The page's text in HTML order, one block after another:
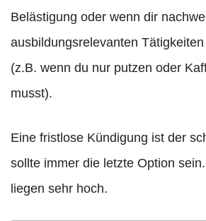
Belästigung oder wenn dir
ausbildungsrelevanten
(z.B. wenn du nur putzen oder
musst).
Eine fristlose Kündigung ist der
sollte immer die letzte Option
liegen sehr hoch.